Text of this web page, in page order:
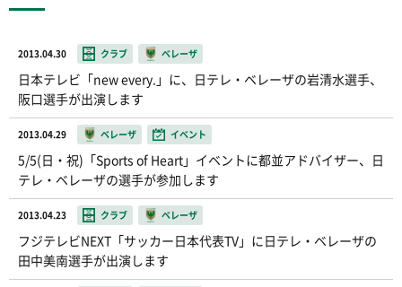
2013.04.30 クラブ ベレーザ
日本テレビ「new every.」に、日テレ・ベレーザの岩清水選手、
阪口選手が出演します
2013.04.29 ベレーザ イベント
5/5(日・祝)「Sports of Heart」イベントに都並アドバイザー、日
テレ・ベレーザの選手が参加します
2013.04.23 クラブ ベレーザ
フジテレビNEXT「サッカー日本代表TV」に日テレ・ベレーザの
田中美南選手が出演します